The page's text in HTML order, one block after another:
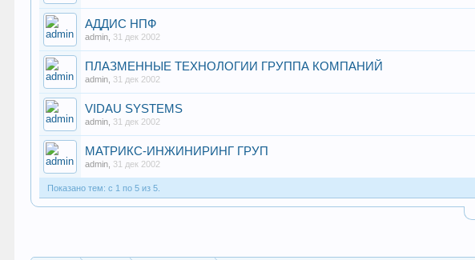
АДДИС НПФ
admin 31 дек 2002
ПЛАЗМЕННЫЕ ТЕХНОЛОГИИ ГРУППА КОМПАНИЙ
admin 31 дек 2002
VIDAU SYSTEMS
admin 31 дек 2002
МАТРИКС-ИНЖИНИРИНГ ГРУП
admin 31 дек 2002
Показано тем: с 1 по 5 из 5.